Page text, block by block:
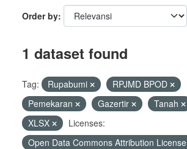
Order by
1 dataset found
Tag: Rupabumi
RPJMD BPOD
Pemekaran
Gazertir Tanah
XLSX
Licenses:
Open Data Commons Attribution License